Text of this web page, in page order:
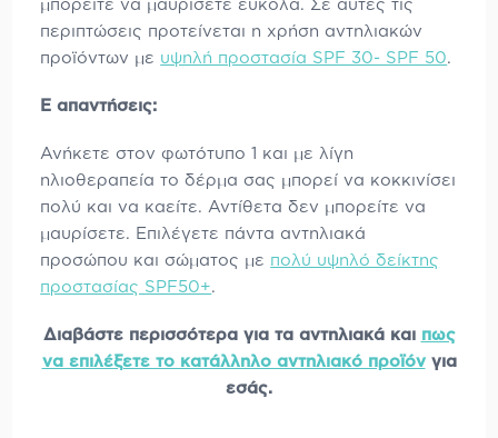
μπορείτε να μαυρίσετε εύκολα. Σε αυτές τις
περιπτώσεις προτείνεται η χρήση αντηλιακών
προϊόντων με υψηλή προστασία SPF 30- SPF 50.
Ε απαντήσεις:
Ανήκετε στον φωτότυπο 1 και με λίγη
ηλιοθεραπεία το δέρμα σας μπορεί να κοκκινίσει
πολύ και να καείτε. Αντίθετα δεν μπορείτε να
μαυρίσετε. Επιλέγετε πάντα αντηλιακά
προσώπου και σώματος με πολύ υψηλό δείκτης
προστασίας SPF50+.
Διαβάστε περισσότερα για τα αντηλιακά και πως
να επιλέξετε το κατάλληλο αντηλιακό προϊόνγια
εσάς.